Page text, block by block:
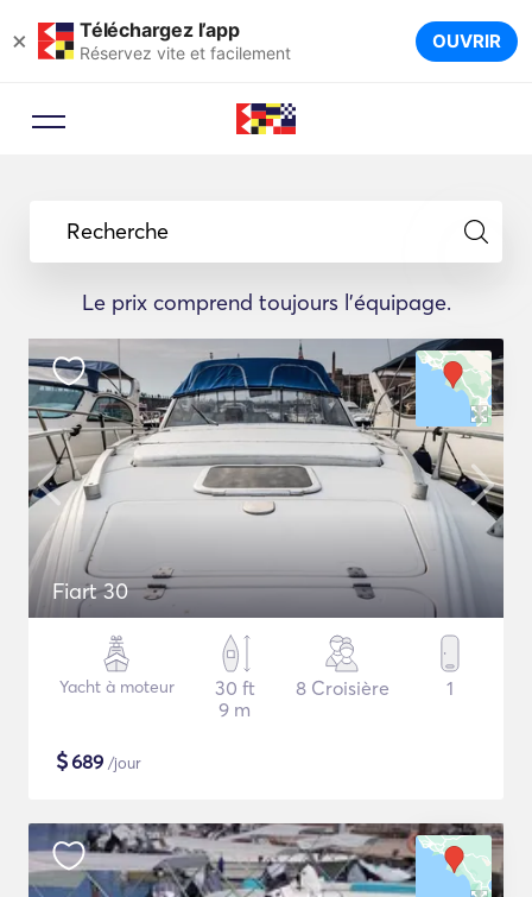
× Téléchargez l’app
Réservez vite et facilement OUVRIR
Recherche
Le prix comprend toujours l'équipage.
Fiart 30
Yacht à moteur
30 ft
9 m
8 Croisière 1
$689 /jour